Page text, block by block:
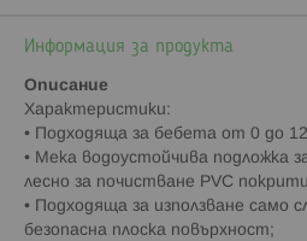
Информация за продукта
Описание
Характеристики:
• Подходяща за бебета от 0 до
• Мека водоустойчива подложка
лесно за почистване PVC
• Подходяща за използване само
безопасна плоска повърхност;